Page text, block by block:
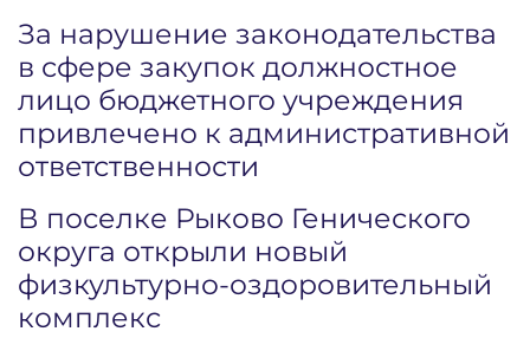
За нарушение законодательства
в сфере закупок должностное
лицо бюджетного учреждения
привлечено к административной
ответственности
В поселке Рыково Генического
округа открыли новый
физкультурно-оздоровительный
комплекс